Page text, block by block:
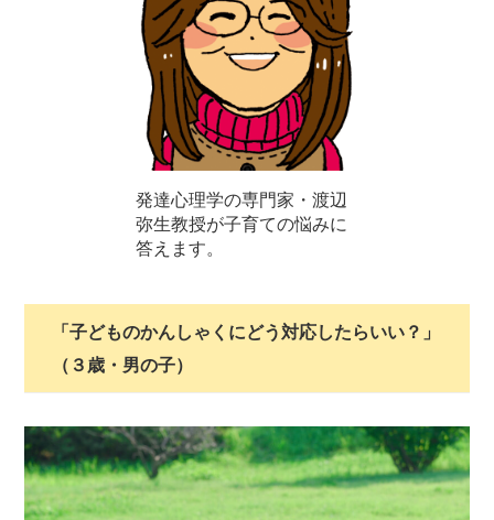
発達心理学の専門家・渡辺
弥生教授が子育ての悩みに
答えます。
「子どものかんしゃくにどう対応したらいい？」
（３歳・男の子）